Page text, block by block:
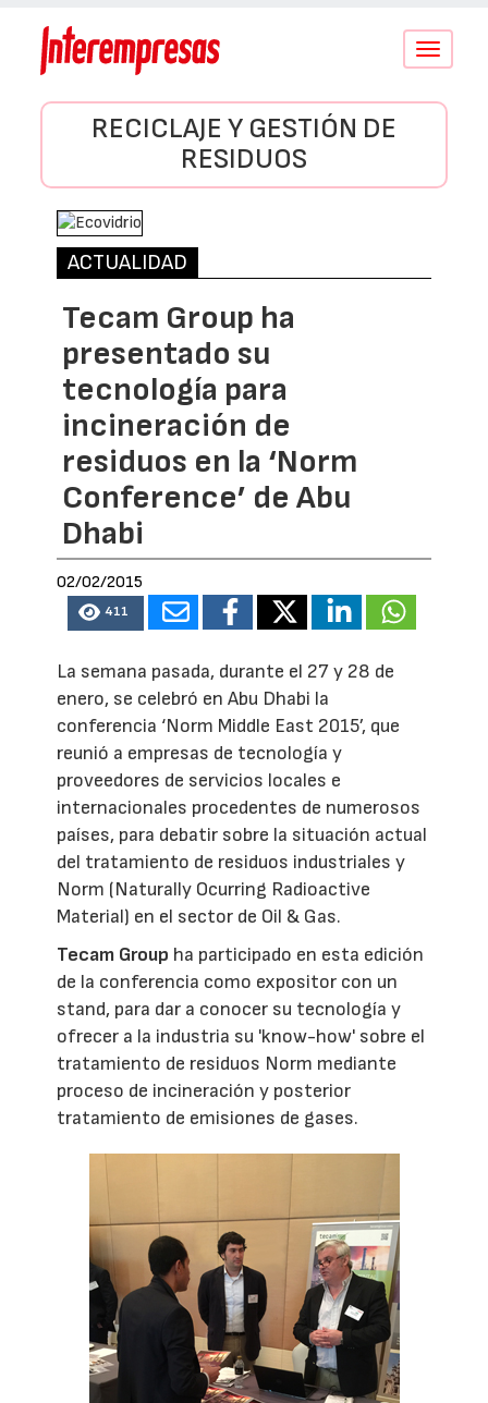
Conmutar
RECICLAJE Y GESTIÓN DE
RESIDUOS
ACTUALIDAD
Tecam Group ha
presentado su
tecnología para
incineración de
residuos en la ‘Norm
Conference’ de Abu
Dhabi
02/02/2015
411
La semana pasada, durante el 27 y 28 de
enero, se celebró en Abu Dhabi la
conferencia ‘Norm Middle East 2015’, que
reunió a empresas de tecnología y
proveedores de servicios locales e
internacionales procedentes de numerosos
países, para debatir sobre la situación actual
del tratamiento de residuos industriales y
Norm (Naturally Ocurring Radioactive
Material) en el sector de Oil & Gas.
Tecam Group ha participado en esta edición
de la conferencia como expositor con un
stand, para dar a conocer su tecnología y
ofrecer a la industria su 'know-how' sobre el
tratamiento de residuos Norm mediante
proceso de incineración y posterior
tratamiento de emisiones de gases.